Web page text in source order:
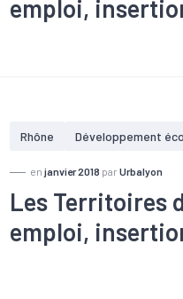
emploi,
Rhône Développement
en janvier 2018 par Urbalyon
Les Territoires
emploi,